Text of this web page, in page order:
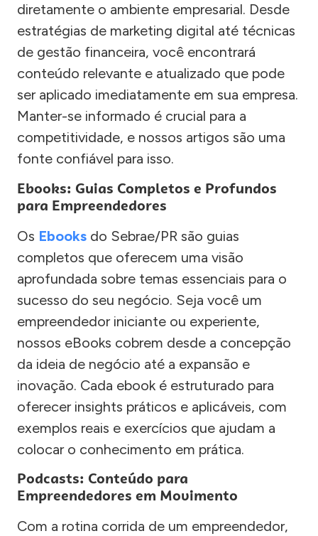
diretamente o ambiente empresarial. Desde
estratégias de marketing digital até técnicas
de gestão financeira, você encontrará
conteúdo relevante e atualizado que pode
ser aplicado imediatamente em sua empresa.
Manter-se informado é crucial para a
competitividade, e nossos artigos são uma
fonte confiável para isso.
Ebooks: Guias Completos e Profundos
para Empreendedores
Os Ebooks do Sebrae/PR são guias
completos que oferecem uma visão
aprofundada sobre temas essenciais para o
sucesso do seu negócio. Seja você um
empreendedor iniciante ou experiente,
nossos eBooks cobrem desde a concepção
da ideia de negócio até a expansão e
inovação. Cada ebook é estruturado para
oferecer insights práticos e aplicáveis, com
exemplos reais e exercícios que ajudam a
colocar o conhecimento em prática.
Podcasts: Conteúdo para
Empreendedores em Movimento
Com a rotina corrida de um empreendedor,